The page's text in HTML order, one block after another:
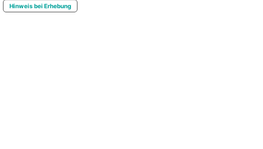
Hinweis bei Erhebung